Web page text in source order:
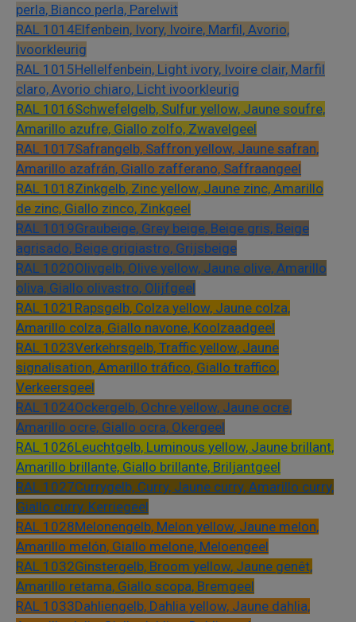
perla, Bianco perla, Parelwit
RAL 1014Elfenbein, Ivory, Ivoire, Marfil, Avorio,
Ivoorkleurig
RAL 1015Hellelfenbein, Light ivory, Ivoire clair, Marfil
claro, Avorio chiaro, Licht ivoorkleurig
RAL 1016Schwefelgelb, Sulfur yellow, Jaune soufre,
Amarillo azufre, Giallo zolfo, Zwavelgeel
RAL 1017Safrangelb, Saffron yellow, Jaune safran,
Amarillo azafrán, Giallo zafferano, Saffraangeel
RAL 1018Zinkgelb, Zinc yellow, Jaune zinc, Amarillo
de zinc, Giallo zinco, Zinkgeel
RAL 1019Graubeige, Grey beige, Beige gris, Beige
agrisado, Beige grigiastro, Grijsbeige
RAL 1020Olivgelb, Olive yellow, Jaune olive, Amarillo
oliva, Giallo olivastro, Olijfgeel
RAL 1021 Rapsgelb, Colza yellow, Jaune colza,
Amarillo colza, Giallo navone, Koolzaadgeel
RAL 1023Verkehrsgelb, Traffic yellow, Jaune
signalisation, Amarillo tráfico, Giallo traffico,
Verkeersgeel
RAL 1024Ockergelb, Ochre yellow, Jaune ocre,
Amarillo ocre, Giallo ocra, Okergeel
RAL 1026Leuchtgelb, Luminous yellow, Jaune brillant,
Amarillo brillante, Giallo brillante, Briljantgeel
RAL 1027Currygelb, Curry, Jaune curry, Amarillo curry,
Giallo curry, Kerriegeel
RAL 1028Melonengelb, Melon yellow, Jaune melon,
Amarillo melón, Giallo melone, Meloengeel
RAL 1032Ginstergelb, Broom yellow, Jaune genêt,
Amarillo retama, Giallo scopa, Bremgeel
RAL 1033Dahliengelb, Dahlia yellow, Jaune dahlia,